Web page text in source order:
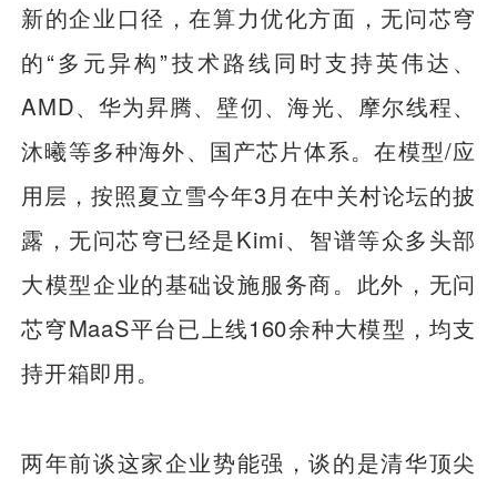
新的企业口径，在算力优化方面，无问芯穹
的“多元异构”技术路线同时支持英伟达、
AMD、华为昇腾、壁仞、海光、摩尔线程、
沐曦等多种海外、国产芯片体系。在模型/应
用层，按照夏立雪今年3月在中关村论坛的披
露，无问芯穹已经是Kimi、智谱等众多头部
大模型企业的基础设施服务商。此外，无问
芯穹MaaS平台已上线160余种大模型，均支
持开箱即用。
两年前谈这家企业势能强，谈的是清华顶尖